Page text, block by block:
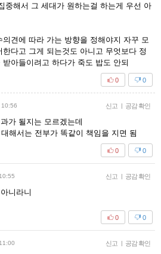
중해서 그 세대가 원하는걸 하는게 우선 아
견에 따라 가는 방향을 정해야지 자꾸 모
다고 그게 되는것도 아니고 무엇보다 정
아들이려고 하다가 죽도 밥도 안되
0
0
신고 | 공감 확인
가 될지는 모르겠는데
해서는 전부가 똑같이 책임을 지면 됨
0
0
신고 | 공감 확인
니라니
0
0
신고 | 공감 확인